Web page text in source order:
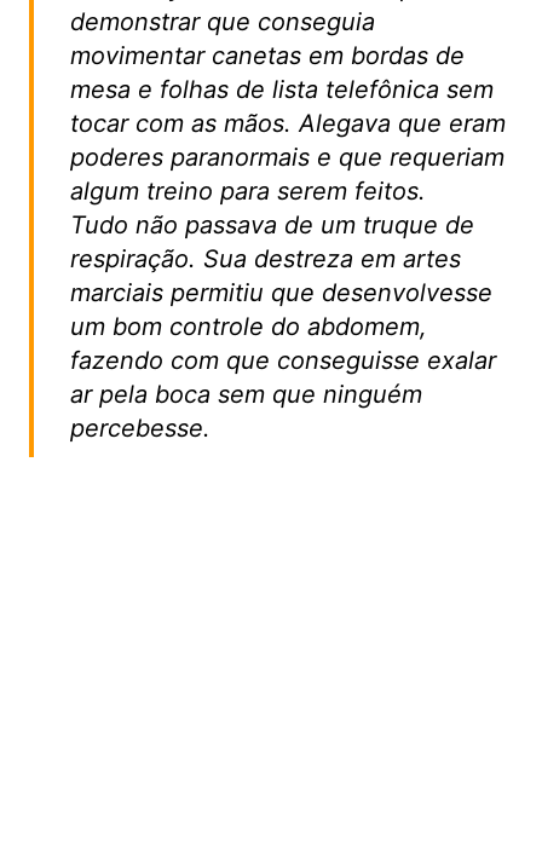
demonstrar que conseguia
movimentar canetas em bordas de
mesa e folhas de lista telefônica sem
tocar com as mãos. Alegava que eram
poderes paranormais e que requeriam
algum treino para serem feitos.
Tudo não passava de um truque de
respiração. Sua destreza em artes
marciais permitiu que desenvolvesse
um bom controle do abdomem,
fazendo com que conseguisse exalar
ar pela boca sem que ninguém
percebesse.